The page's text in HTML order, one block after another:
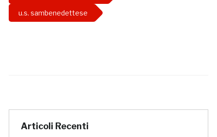
u.s. sambenedettese
Articoli Recenti